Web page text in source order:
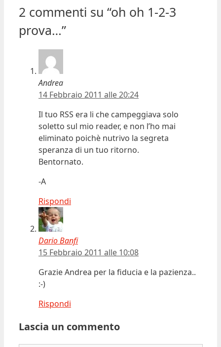
2 commenti su “oh oh 1-2-3
prova…”
Andrea
14 Febbraio 2011 alle 20:24
Il tuo RSS era li che campeggiava solo
soletto sul mio reader, e non l’ho mai
eliminato poichè nutrivo la segreta
speranza di un tuo ritorno.
Bentornato.
-A
Rispondi
Dario Banfi
15 Febbraio 2011 alle 10:08
Grazie Andrea per la fiducia e la pazienza..
:-)
Rispondi
Lascia un commento